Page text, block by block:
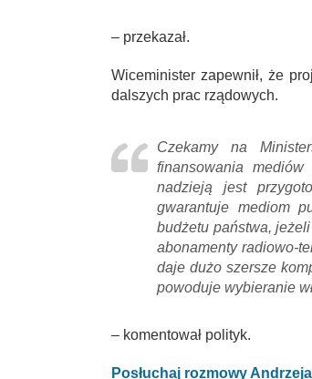
– przekazał.
Wiceminister zapewnił, że
dalszych prac rządowych.
Czekamy na
finansowania
nadzieją jest
gwarantuje mediom
budżetu państwa,
abonamenty radiowo-
daje dużo szersze
powoduje wybieranie
– komentował polityk.
Posłuchaj rozmowy